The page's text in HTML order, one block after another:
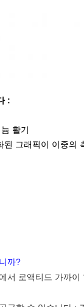
:
활기
그래픽이 이중의
까?
서 로액티드 가까